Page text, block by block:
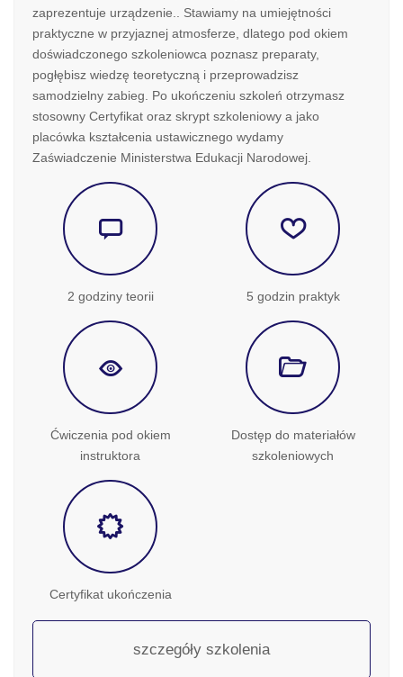
zaprezentuje urządzenie.. Stawiamy na umiejętności
praktyczne w przyjaznej atmosferze, dlatego pod okiem
doświadczonego szkoleniowca poznasz preparaty,
pogłębisz wiedzę teoretyczną i przeprowadzisz
samodzielny zabieg. Po ukończeniu szkoleń otrzymasz
stosowny Certyfikat oraz skrypt szkoleniowy a jako
placówka kształcenia ustawicznego wydamy
Zaświadczenie Ministerstwa Edukacji Narodowej.
2 godziny teorii 5 godzin praktyk
Ćwiczenia pod okiem
instruktora
Dostęp do materiałów
szkoleniowych
Certyfikat ukończenia
szczegóły szkolenia